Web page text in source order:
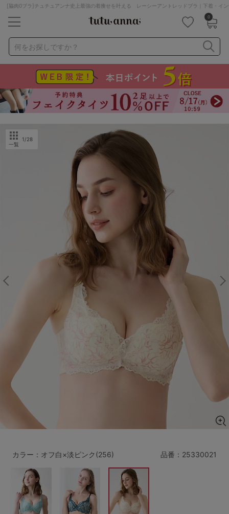
[脇肉0ブラ]チュチュアンナ史上最強の着痩せを叶える レーシーアントレッドブラ｜下着・イ
0
何をお探しですか？
ナイトブラ ノンワイヤー 特盛ブラ
チューブトップ
折り畳み
パジャマ ストッキング
キャミソール
カテゴリから探す
下着
ライフスタイル
キッズ
マタニティ ギフトラッピング
サイズからブラを探す
A65 A75
B65 B80
C85
D65
H70
SS M
価格帯から探す
～999円 1,000～1,999円
2,000～2,999円 3,000～3,999円
一覧
1/28
品番： 25330021
カラー：オフ白×淡ピンク(256)